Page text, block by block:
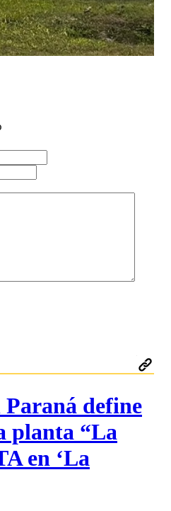
define
planta “La
en ‘La